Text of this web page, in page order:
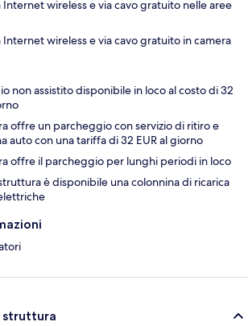
Internet wireless e via cavo gratuito nelle aree
Internet wireless e via cavo gratuito in camera
non assistito disponibile in loco al costo di 32
offre un parcheggio con servizio di ritiro e
auto con una tariffa di 32 EUR al giorno
offre il parcheggio per lunghi periodi in loco
è disponibile una colonnina di ricarica
struttura